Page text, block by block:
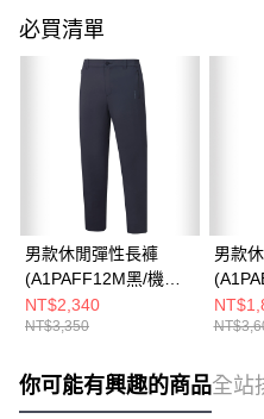
必買清單
男款休閒彈性長褲
(A1PAFF12M黑/機能
長褲/彈性褲)
NT$2,340
NT$3,350
男款
能長
抗臭)
你可能有興趣的商品全站